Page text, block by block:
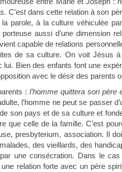
C’est dans cette relation à son
parole, à la culture véhiculée
aussi d’une dimension
capable de relations
de sa culture. On voit Jésus
Bien des enfants font une
avec le désir des parents
: l’homme quittera son père
l’homme ne peut se passer
son pays et de sa culture et
que celle de la famille. C’est
presbyterium, association. Il
des vieillards, des
une consécration. Dans le cas
relation forte avec un père